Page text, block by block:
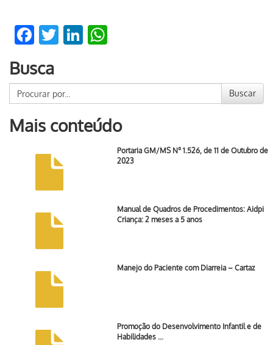
Facebook
TwitterLinkedIn
Busca
Buscar
Mais conteúdo
Portaria GM/MS Nº 1.526, de 11 de Outubro de
2023
Manual de Quadros de Procedimentos: Aidpi
Criança: 2 meses a 5 anos
Manejo do Paciente com Diarreia – Cartaz
Promoção do Desenvolvimento Infantil e de
Habilidades …